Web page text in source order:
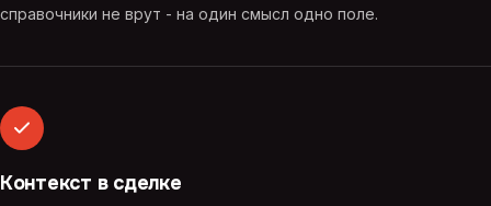
справочники не врут - на один смысл одно поле.
Контекст в сделке